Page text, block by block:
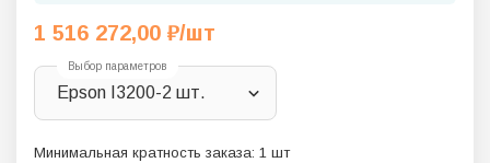
1 516 272,00 ₽/шт
Выбор параметров
Epson I3200-2 шт.
Минимальная кратность заказа: 1 шт